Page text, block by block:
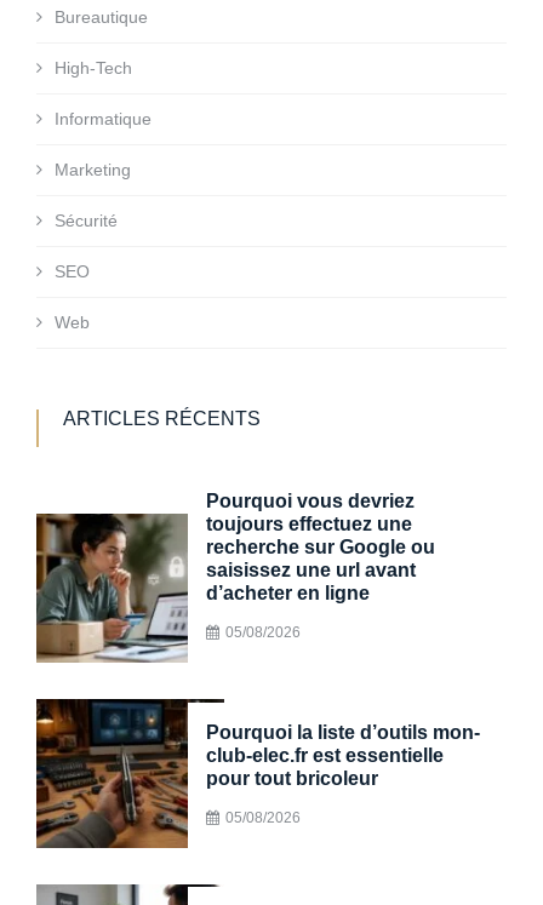
Bureautique
High-Tech
Informatique
Marketing
Sécurité
SEO
Web
ARTICLES RÉCENTS
Pourquoi vous devriez
toujours effectuez une
recherche sur Google ou
saisissez une url avant
d’acheter en ligne
05/08/2026
Pourquoi la liste d’outils mon-
club-elec.fr est essentielle
pour tout bricoleur
05/08/2026